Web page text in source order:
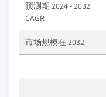
预测期 2024 - 2032
CAGR
市场规模在 2032